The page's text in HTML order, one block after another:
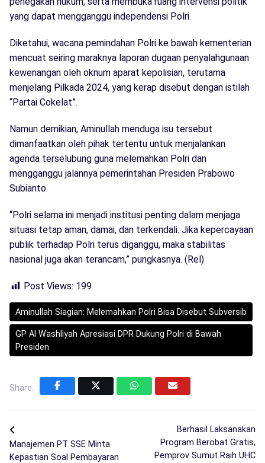
yang dapat mengganggu independensi Polri.
Diketahui, wacana pemindahan Polri ke bawah kementerian
mencuat seiring maraknya laporan dugaan penyalahgunaan
kewenangan oleh oknum aparat kepolisian, terutama
menjelang Pilkada 2024, yang kerap disebut dengan istilah
“Partai Cokelat”.
Namun demikian, Aminullah menduga isu tersebut
dimanfaatkan oleh pihak tertentu untuk menjalankan
agenda terselubung guna melemahkan Polri dan
mengganggu jalannya pemerintahan Presiden Prabowo
Subianto.
“Polri selama ini menjadi institusi penting dalam menjaga
situasi tetap aman, damai, dan terkendali. Jika kepercayaan
publik terhadap Polri terus diganggu, maka stabilitas
nasional juga akan terancam,” pungkasnya. (Rel)
Post Views: 199
Aminullah Siagian: Melemahkan Polri Bisa Disebut Subversib
GP Al Washliyah Apresiasi DPR Dukung Polri di Bawah
Presiden
Share:
Manajemen PT SSE Minta
Kepastian Soal Pembayaran
Berhasil Laksanakan
Program Berobat Gratis,
Pemprov Sumut Raih UHC